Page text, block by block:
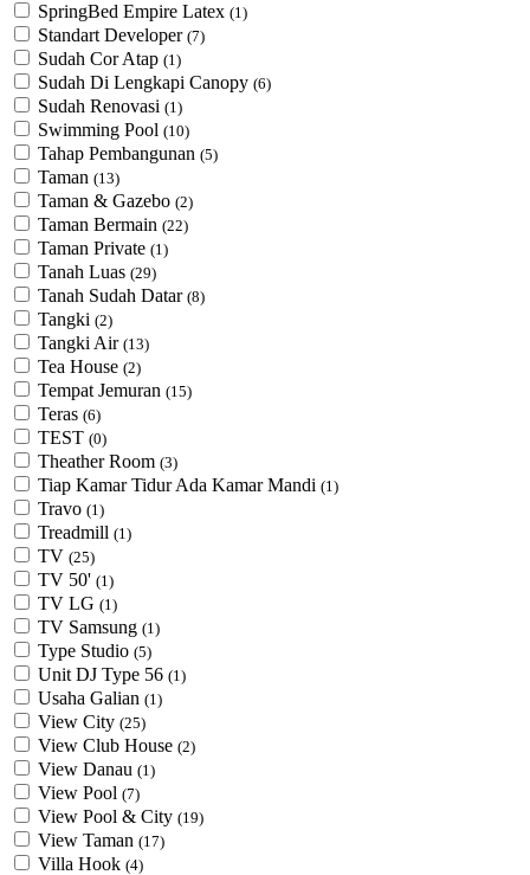
SpringBed Empire Latex (1)
Standart Developer (7)
Sudah Cor Atap (1)
Sudah Di Lengkapi Canopy (6)
Sudah Renovasi (1)
Swimming Pool (10)
Tahap Pembangunan (5)
Taman (13)
Taman & Gazebo (2)
Taman Bermain (22)
Taman Private (1)
Tanah Luas (29)
Tanah Sudah Datar (8)
Tangki (2)
Tangki Air (13)
Tea House (2)
Tempat Jemuran (15)
Teras (6)
TEST (0)
Theather Room (3)
Tiap Kamar Tidur Ada Kamar Mandi (1)
Travo (1)
Treadmill (1)
TV (25)
TV 50' (1)
TV LG (1)
TV Samsung (1)
Type Studio (5)
Unit DJ Type 56 (1)
Usaha Galian (1)
View City (25)
View Club House (2)
View Danau (1)
View Pool (7)
View Pool & City (19)
View Taman (17)
Villa Hook (4)